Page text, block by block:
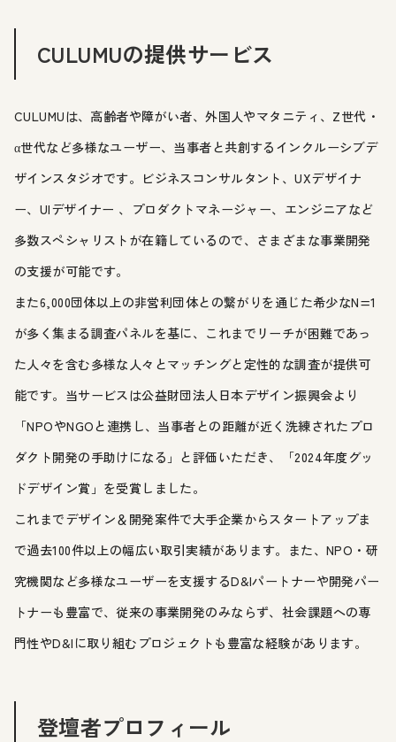
CULUMUの提供サービス
CULUMUは、高齢者や障がい者、外国人やマタニティ、Z世代・
α世代など多様なユーザー、当事者と共創するインクルーシブデ
ザインスタジオです。ビジネスコンサルタント、UXデザイナ
ー、UIデザイナー 、プロダクトマネージャー、エンジニアなど
多数スペシャリストが在籍しているので、さまざまな事業開発
の支援が可能です。
また6,000団体以上の非営利団体との繋がりを通じた希少なN=1
が多く集まる調査パネルを基に、これまでリーチが困難であっ
た人々を含む多様な人々とマッチングと定性的な調査が提供可
能です。当サービスは公益財団法人日本デザイン振興会より
「NPOやNGOと連携し、当事者との距離が近く洗練されたプロ
ダクト開発の手助けになる」と評価いただき、「2024年度グッ
ドデザイン賞」を受賞しました。
これまでデザイン＆開発案件で大手企業からスタートアップま
で過去100件以上の幅広い取引実績があります。また、NPO・研
究機関など多様なユーザーを支援するD&Iパートナーや開発パー
トナーも豊富で、従来の事業開発のみならず、社会課題への専
門性やD&Iに取り組むプロジェクトも豊富な経験があります。
登壇者プロフィール